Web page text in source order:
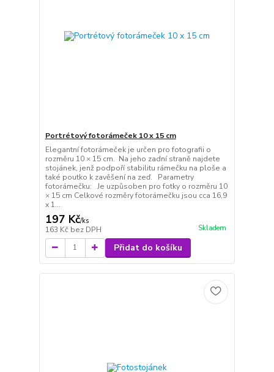
Portrétový fotorámeček 10 x 15 cm
Elegantní fotorámeček je určen pro fotografii o
rozměru 10 × 15 cm. Na jeho zadní straně najdete
stojánek, jenž podpoří stabilitu rámečku na ploše a
také poutko k zavěšení na zeď. Parametry
fotorámečku: Je uzpůsoben pro fotky o rozměru 10
× 15 cm Celkové rozměry fotorámečku jsou cca 16,9
x 1...
197 Kč/ks
163 Kč bez DPH Skladem
Přidat do košíku